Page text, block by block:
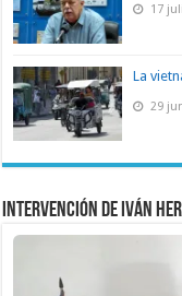
17
La
29
Intervención de Iván